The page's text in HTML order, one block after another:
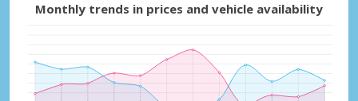
Monthly trends in prices and vehicle availability